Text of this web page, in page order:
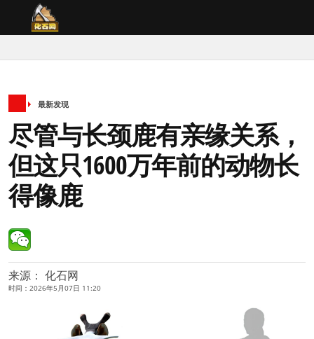
最新发现
尽管与长颈鹿有亲缘关系，
但这只1600万年前的动物长
得像鹿
来源： 化石网
时间：2026年5月07日 11:20